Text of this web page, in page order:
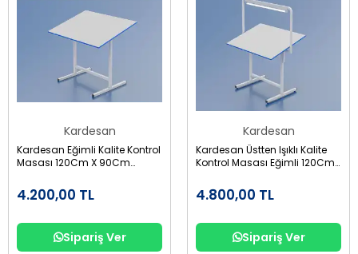
Kardesan
Kardesan Eğimli Kalite Kontrol
Masası 120Cm X 90Cm
4.200,00 TL
Sipariş Ver
Kardesan
Kardesan Üstten Işıklı Kalite
Kontrol Masası Eğimli 120Cm
4.800,00 TL
Sipariş Ver